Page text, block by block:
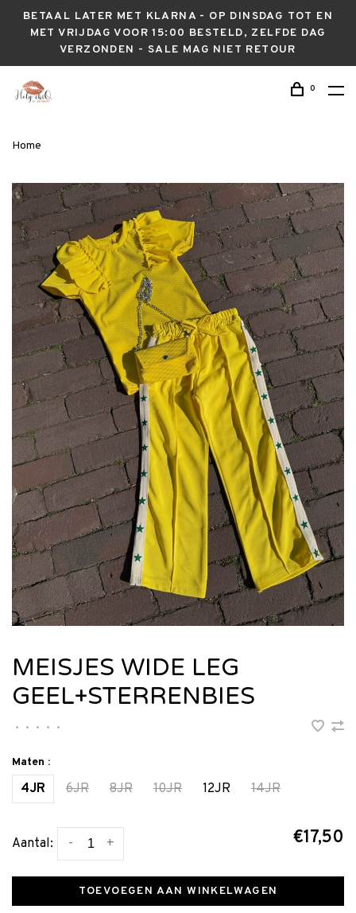
BETAAL LATER MET KLARNA - OP DINSDAG TOT EN
MET VRIJDAG VOOR 15:00 BESTELD, ZELFDE DAG
VERZONDEN - SALE MAG NIET RETOUR
0
Home
MEISJES WIDE LEG
GEEL+STERRENBIES
• • • • •
Maten :
4JR 6JR 8JR 10JR 12JR 14JR
Aantal: +
- €17,50
TOEVOEGEN AAN WINKELWAGEN